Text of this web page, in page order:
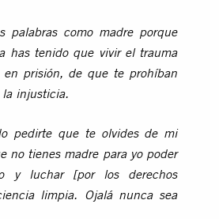
palabras como madre porque
has tenido que vivir el trauma
en prisión, de que te prohíban
la injusticia.
pedirte que te olvides de mi
no tienes madre para yo poder
y luchar [por los derechos
limpia. Ojalá nunca sea